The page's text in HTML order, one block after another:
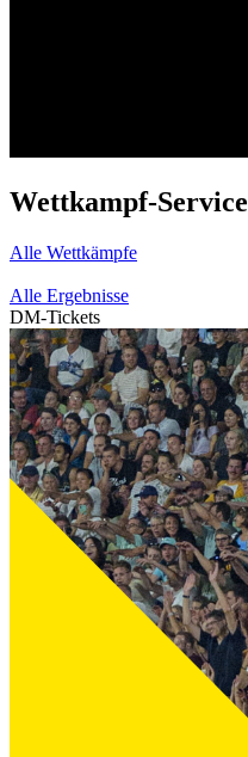
Wettkampf-Service
Alle Wettkämpfe
Alle Ergebnisse
DM-Tickets